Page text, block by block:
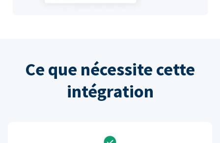
Ce que nécessite cette
intégration